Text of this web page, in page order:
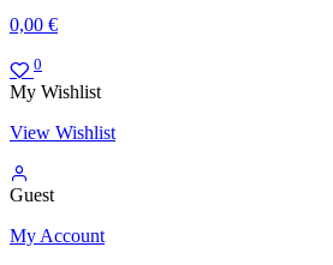
0,00 €
0
My Wishlist
View Wishlist
Guest
My Account